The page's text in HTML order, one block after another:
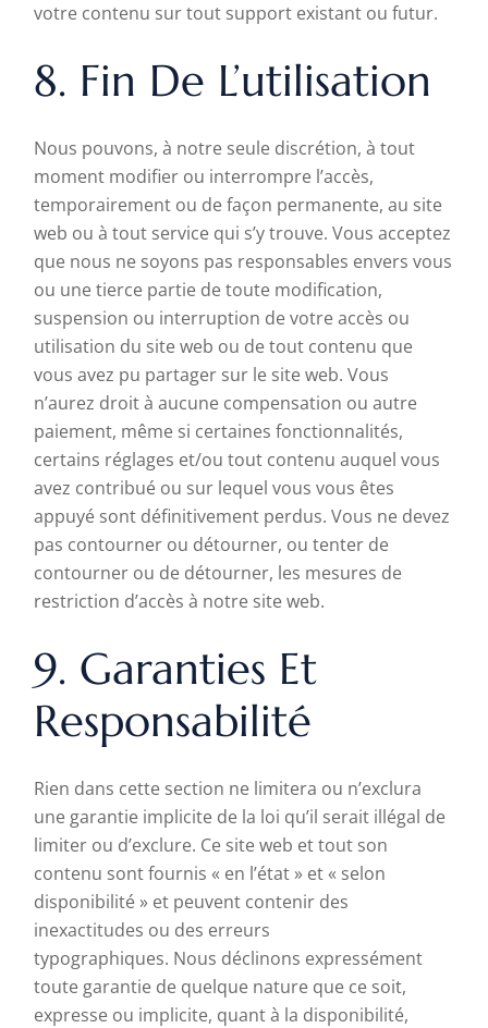
votre contenu sur tout support existant ou futur.
8. Fin De L’utilisation
Nous pouvons, à notre seule discrétion, à tout
moment modifier ou interrompre l’accès,
temporairement ou de façon permanente, au site
web ou à tout service qui s’y trouve. Vous acceptez
que nous ne soyons pas responsables envers vous
ou une tierce partie de toute modification,
suspension ou interruption de votre accès ou
utilisation du site web ou de tout contenu que
vous avez pu partager sur le site web. Vous
n’aurez droit à aucune compensation ou autre
paiement, même si certaines fonctionnalités,
certains réglages et/ou tout contenu auquel vous
avez contribué ou sur lequel vous vous êtes
appuyé sont définitivement perdus. Vous ne devez
pas contourner ou détourner, ou tenter de
contourner ou de détourner, les mesures de
restriction d’accès à notre site web.
9. Garanties Et
Responsabilité
Rien dans cette section ne limitera ou n’exclura
une garantie implicite de la loi qu’il serait illégal de
limiter ou d’exclure. Ce site web et tout son
contenu sont fournis « en l’état » et « selon
disponibilité » et peuvent contenir des
inexactitudes ou des erreurs
typographiques. Nous déclinons expressément
toute garantie de quelque nature que ce soit,
expresse ou implicite, quant à la disponibilité,